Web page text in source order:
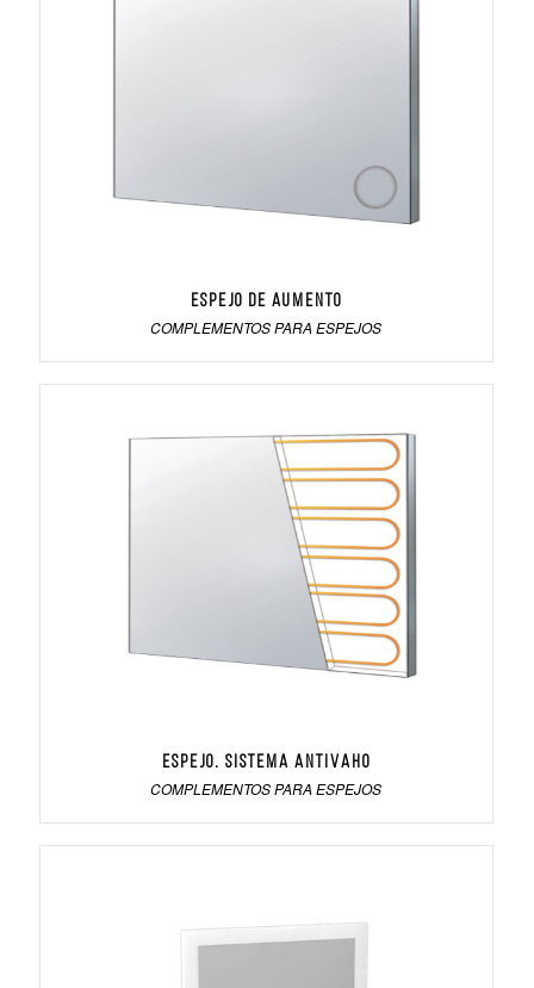
Espejo de aumento
COMPLEMENTOS PARA ESPEJOS
Espejo. Sistema antivaho
COMPLEMENTOS PARA ESPEJOS